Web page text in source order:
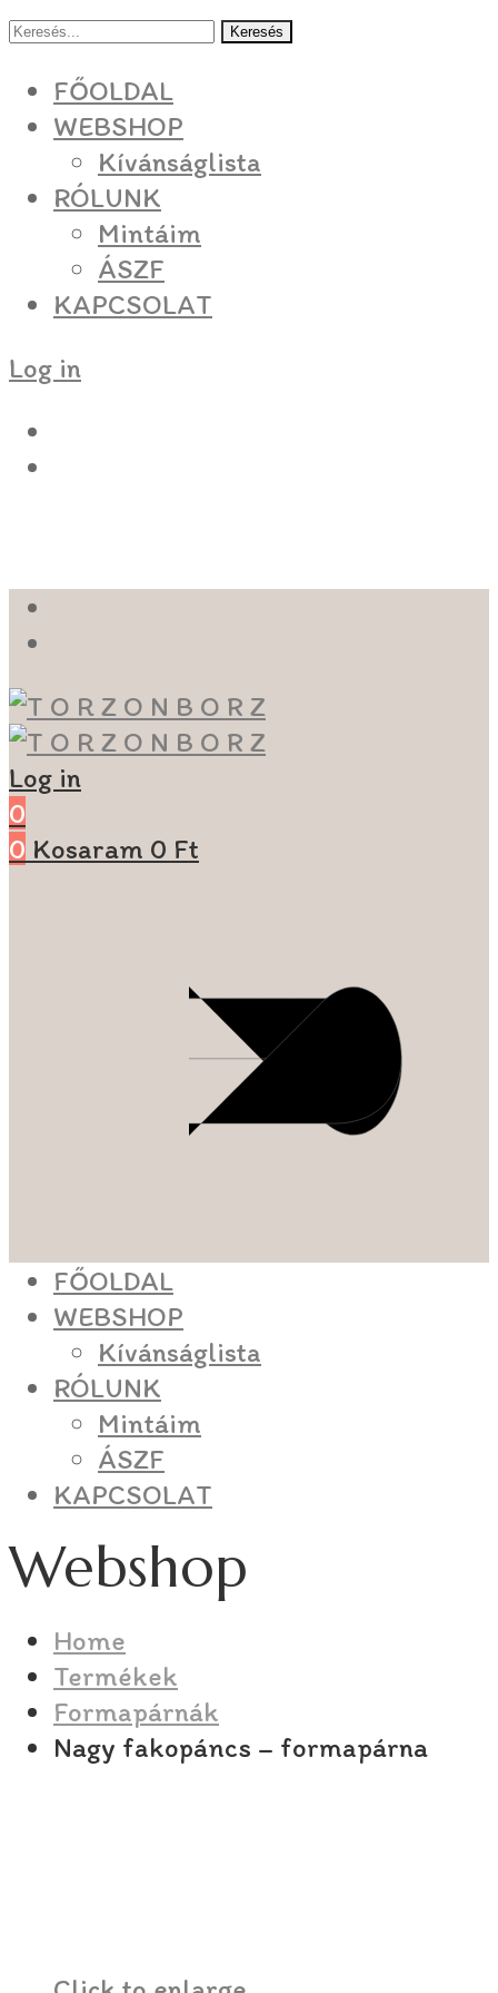
Keresés
FŐOLDAL
WEBSHOP
Kívánságlista
RÓLUNK
Mintáim
ÁSZF
KAPCSOLAT
Log in
Log in
0
0 Kosaram 0 Ft
FŐOLDAL
WEBSHOP
Kívánságlista
RÓLUNK
Mintáim
ÁSZF
KAPCSOLAT
Webshop
Home
Termékek
Formapárnák
Nagy fakopáncs – formapárna